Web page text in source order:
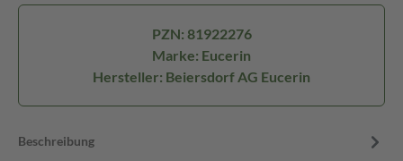
PZN: 81922276
Marke: Eucerin
Hersteller: Beiersdorf AG Eucerin
Beschreibung